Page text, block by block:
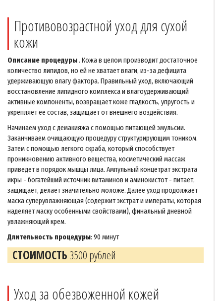
Противовозрастной уход для сухой
кожи
Описание процедуры. Кожа в целом производит достаточное
количество липидов, но ей не хватает влаги, из-за дефицита
удерживающую влагу фактора. Правильный уход, включающий
восстановление липидного комплекса и влагоудерживающий
активные компоненты, возвращает коже гладкость, упругость и
укрепляет ее состав, защищает от внешнего воздействия.
Начинаем уход с демакияжа с помощью питающей эмульсии.
Заканчиваем очищающую процедуру структурирующим тоником.
Затем с помощью легкого скраба, который способствует
проникновению активного вещества, косметический массаж
приведет в порядок мышцы лица. Ампульный концетрат экстрата
икры - богатейший источник витаминов и аминокистот - питает,
защищает, делает значительно моложе. Далее уход продолжает
маска суперувлажняющая (содержит экстрат и императы, которая
наделяет маску особенными свойствами), финальный дневной
увлажняющий крем.
Длительность процедуры: 90 минут
СТОИМОСТЬ3500 рублей
Уход за обезвоженной кожей